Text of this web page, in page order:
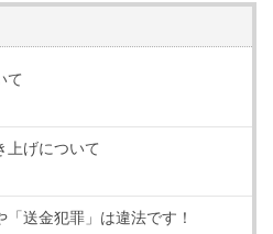
て
上げについて
送金犯罪」は違法です！